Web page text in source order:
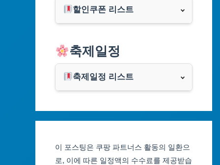
대구광역시
인천광역시
광주광역시
세종특별자치시
할인쿠폰 리스트
쿠팡
클룩
축제일정
축제일정 리스트
대구축제 일정
이 포스팅은 쿠팡 파트너스 활동의 일환으
로, 이에 따른 일정액의 수수료를 제공받습